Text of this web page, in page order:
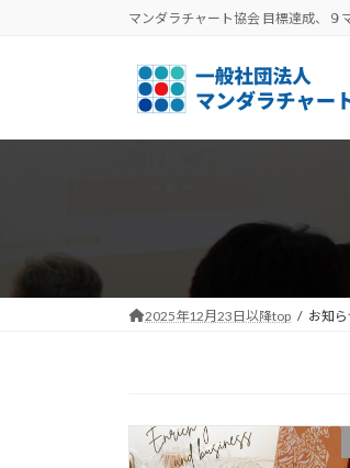
へ
ョ
マンダラチャート協会 目標達成、９
2025年12月23日以降top お知